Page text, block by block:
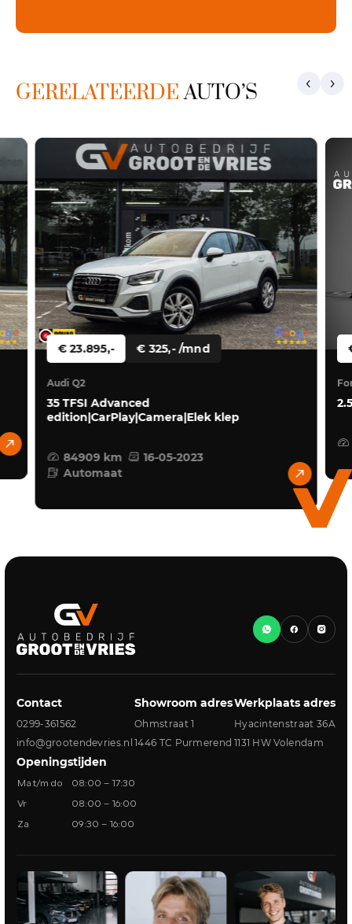
GERELATEERDEAUTO’S
€ 23.895,- € 325,- /mnd
Audi Q2
35 TFSI Advanced
edition|CarPlay|Camera|Elek klep
84909 km
16-05-2023
Automaat
Contact
0299-361562
info@grootendevries.nl
Showroom adres
Ohmstraat 1
1446 TC Purmerend
Werkplaats adres
Hyacintenstraat 36A
1131 HW Volendam
Openingstijden
Ma t/m do 08:00 – 17:30
Vr 08:00 – 16:00
Za 09:30 – 16:00